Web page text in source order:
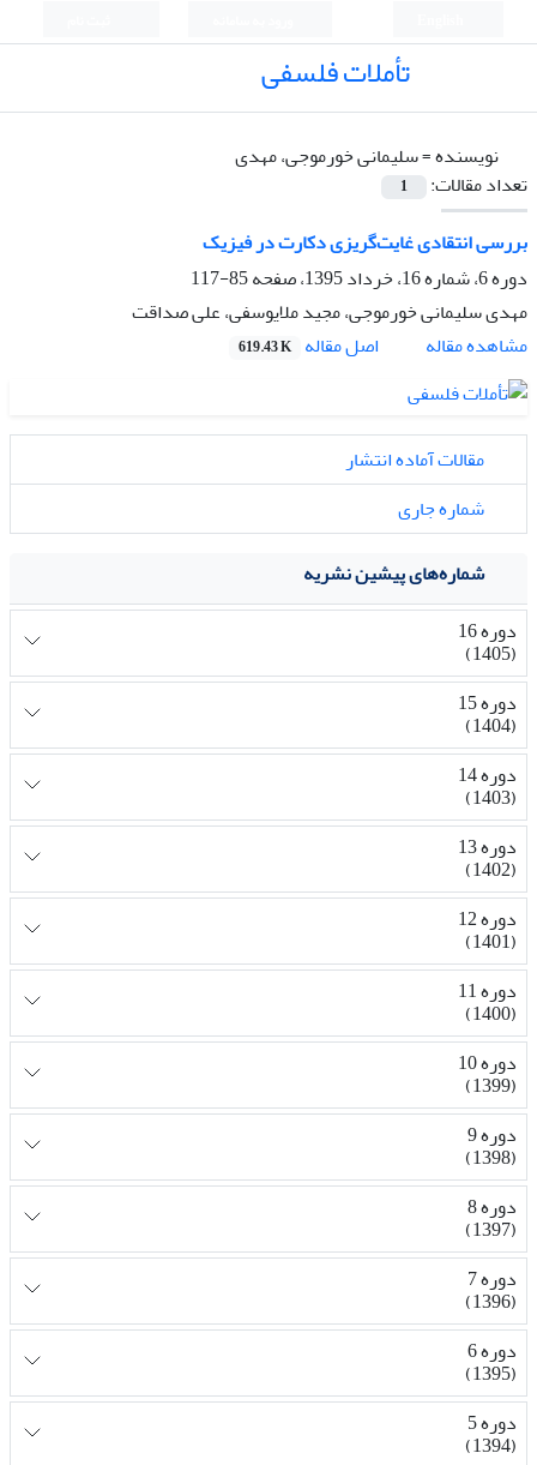
تأملات فلسفی
نویسنده =سلیمانی خورموجی، مهدی
تعداد مقالات:
1
بررسی انتقادی غایت‌گریزی دکارت در فیزیک
دوره 6، شماره 16، خرداد 1395، صفحه
85-117
مهدی سلیمانی خورموجی، مجید ملایوسفی، علی صداقت
مشاهده مقاله
اصل مقاله 619.43 K
مقالات آماده انتشار
شماره جاری
شماره‌های پیشین نشریه
دوره 16
(1405)
دوره 15
(1404)
دوره 14
(1403)
دوره 13
(1402)
دوره 12
(1401)
دوره 11
(1400)
دوره 10
(1399)
دوره 9
(1398)
دوره 8
(1397)
دوره 7
(1396)
دوره 6
(1395)
دوره 5
(1394)